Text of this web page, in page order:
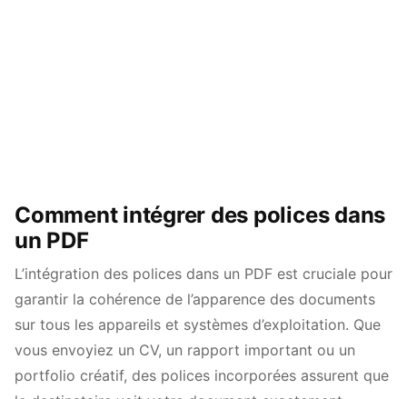
Comment intégrer des polices dans
un PDF
L’intégration des polices dans un PDF est cruciale pour
garantir la cohérence de l’apparence des documents
sur tous les appareils et systèmes d’exploitation. Que
vous envoyiez un CV, un rapport important ou un
portfolio créatif, des polices incorporées assurent que